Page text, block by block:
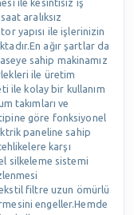
aralıksız
yapısı ile işlerinizin
ağır şartlar da
sahip makinamız
ile üretim
ile kolay bir kullanım
takımları ve
tipine göre fonksiyonel
paneline sahip
karşı
silkeleme sistemi
filtre uzun ömürlü
engeller.Hemde